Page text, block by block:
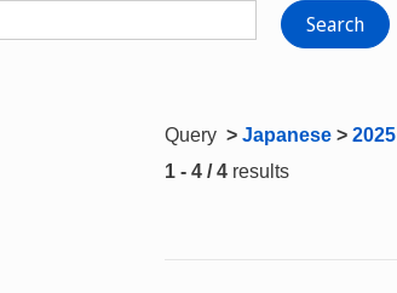
Search
Query > Japanese > 2025
1 - 4 / 4 results